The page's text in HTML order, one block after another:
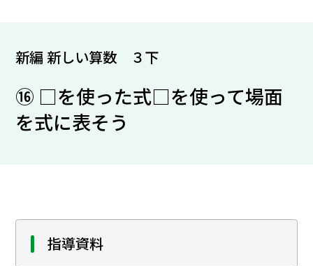
新編 新しい算数 ３下
⑯ □を使った式□を使って場面
を式に表そう
指導資料